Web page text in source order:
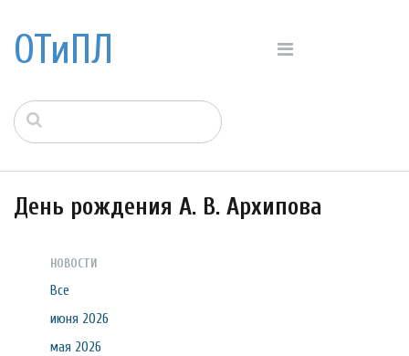
ОТиПЛ
День рождения А. В. Архипова
НОВОСТИ
Все
июня 2026
мая 2026